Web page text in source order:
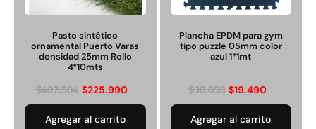
Pasto sintético
ornamental Puerto Varas
densidad 25mm Rollo
4*10mts
$407.504 $225.990
Agregar al carrito
Plancha EPDM para gym
tipo puzzle 05mm color
azul 1*1mt
$30.058 $19.490
Agregar al carrito